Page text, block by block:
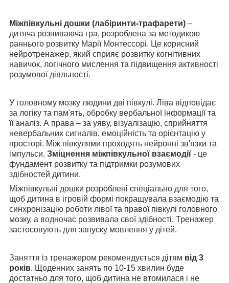
Міжпівкульні дошки (лабіринти-трафарети) –
дитяча розвиваюча гра, розроблена за методикою
раннього розвитку Марії Монтессорі. Це корисний
нейротренажер, який сприяє розвитку когнітивних
навичок, логічного мислення та підвищення активності
розумової діяльності.
У головному мозку людини дві півкулі. Ліва відповідає
за логіку та пам'ять, обробку вербальної інформації та
її аналіз. А права – за уяву, візуалізацію, сприйняття
невербальних сигналів, емоційність та орієнтацію у
просторі. Між півкулями проходять нейронні зв'язки та
імпульси. Зміцнення міжпівкульної взаємодії - це
фундамент розвитку та підтримки розумових
здібностей дитини.
Міжпівкульні дошки розроблені спеціально для того,
щоб дитина в ігровій формі покращувала взаємодію та
синхронізацію роботи лівої та правої півкулі головного
мозку, а водночас розвивала свої здібності. Тренажер
застосовують для запуску мовлення у дітей.
Заняття із тренажером рекомендується дітям від 3
років. Щоденних занять по 10-15 хвилин буде
достатньо для того, щоб дитина не втомилася і не